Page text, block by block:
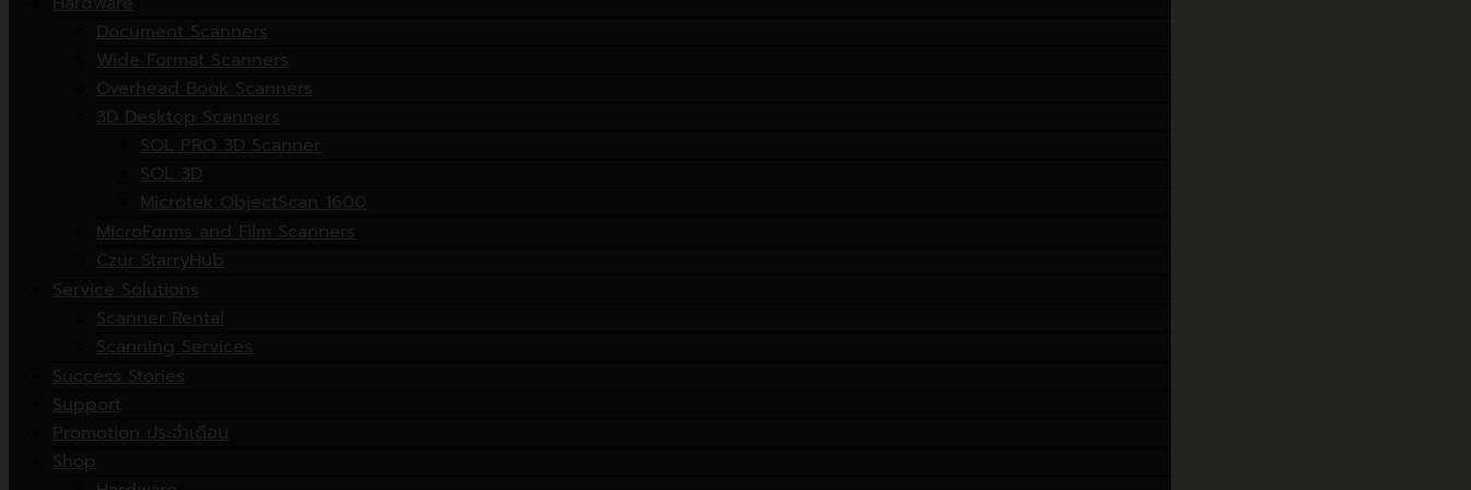
Document Scanners
Wide Format Scanners
Overhead Book Scanners
3D Desktop Scanners
SOL PRO 3D Scanner
SOL 3D
Microtek ObjectScan 1600
MicroForms and Film Scanners
Czur StarryHub
Service Solutions
Scanner Rental
Scanning Services
Success Stories
Support
Promotion ประจำเดือน
Shop